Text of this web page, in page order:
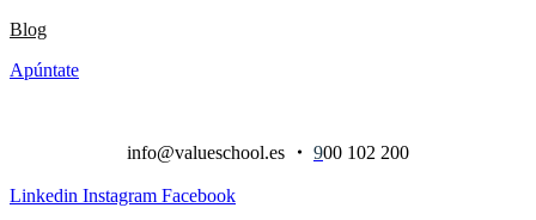
Blog
Apúntate
info@valueschool.es ・ 900 102 200
Linkedin Instagram Facebook